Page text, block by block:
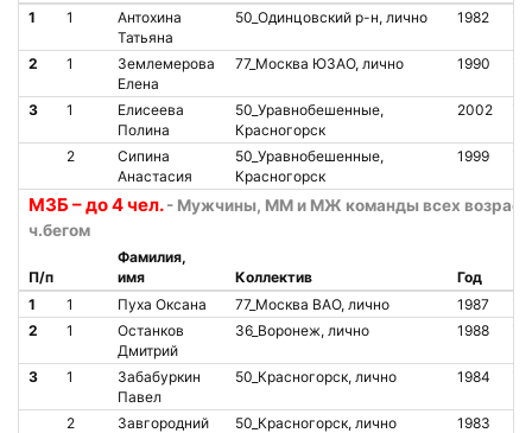
1
1
Антохина
Татьяна
50_Одинцовский р-н, лично 1982
2 1
Землемерова
Елена
77_Москва ЮЗАО, лично 1990
3 1
Елисеева
Полина
50_Уравнобешенные,
Красногорск
2002
2
Сипина
Анастасия
50_Уравнобешенные,
Красногорск
1999
М3Б – до 4 чел. - Мужчины, ММ и МЖ команды всех
ч.бегом
П/п
Фамилия,
имя
Коллектив Год
1
1 Пуха Оксана 77_Москва ВАО, лично 1987
2 1
Останков
Дмитрий
36_Воронеж, лично 1988
3 1
Забабуркин
Павел
50_Красногорск, лично 1984
2
Завгородний
50_Красногорск, лично 1983